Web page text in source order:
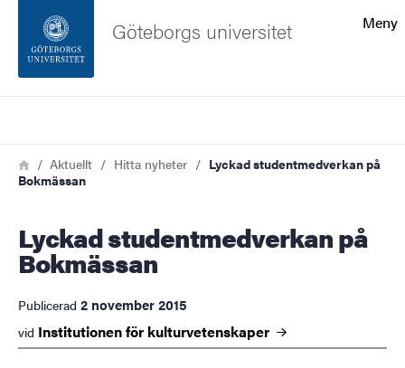
Sidfoten
Om webbplatsen
Meny
Göteborgs universitet
Länkstig
HemAktuellt Hitta nyheter
Lyckad studentmedverkan på
Bokmässan
Lyckad studentmedverkan på
Bokmässan
Publicerad 2 november 2015
vid Institutionen för kulturvetenskaper